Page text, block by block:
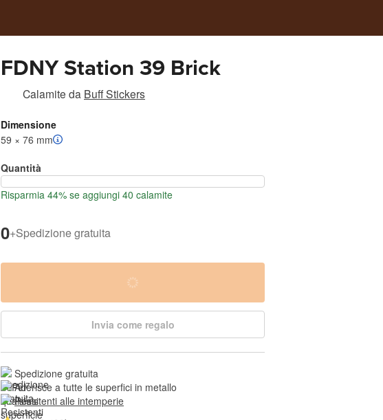
FDNY Station 39 Brick
Calamite da Buff Stickers
Dimensione
59 × 76 mm
Quantità
Risparmia 44% se aggiungi 40 calamite
0+Spedizione gratuita
Invia come regalo
Spedizione gratuita
Aderisce a tutte le superfici in metallo
Resistenti alle intemperie